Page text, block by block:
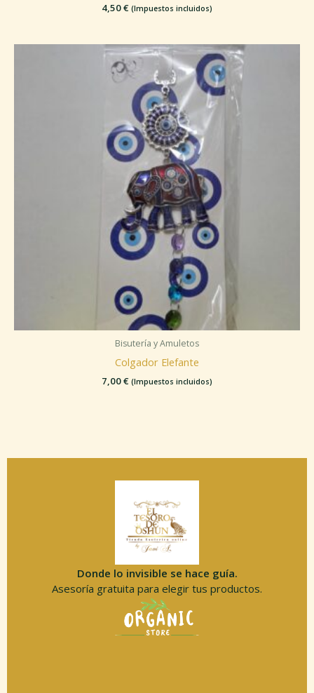
4,50€ (Impuestos incluidos)
Bisutería y Amuletos
Colgador Elefante
7,00€ (Impuestos incluidos)
Donde lo invisible se hace guía.
Asesoría gratuita para elegir tus productos.